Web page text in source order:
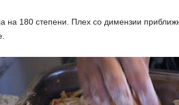
ја на 180 степени. Плех со димензии